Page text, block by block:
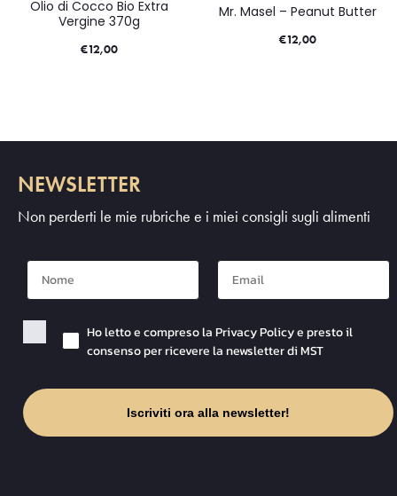
Olio di Cocco Bio Extra
Vergine 370g
€12,00
Mr. Masel – Peanut Butter
€12,00
NEWSLETTER
Non perderti le mie rubriche e i miei consigli sugli alimenti
Nome Mail
Checkbox PrivacyHo letto e compreso la Privacy Policy e presto il
consenso per ricevere la newsletter di MST
Iscriviti ora alla newsletter!